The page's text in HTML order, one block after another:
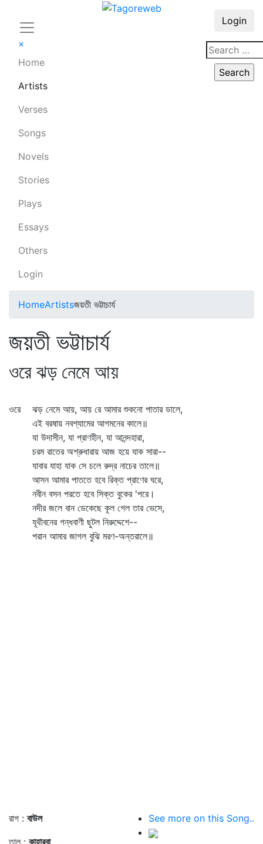
×
Home
Artists
Verses
Songs
Novels
Stories
Plays
Essays
Others
Login
Login
HomeArtistsজয়তী ভট্টাচার্য
জয়তী ভট্টাচার্য
ওরে ঝড় নেমে আয়
ওরে ঝড় নেমে আয়, আয় রে আমার শুকনো পাতার ডালে,
এই বরষায় নবশ্যামের আগমনের কালে॥
যা উদাসীন, যা প্রাণহীন, যা আনন্দহারা,
চরম রাতের অশ্রুধারায় আজ হয়ে যাক সারা--
যাবার যাহা যাক সে চলে রুদ্র নাচের তালে॥
আসন আমার পাততে হবে রিক্ত প্রাণের ঘরে,
নবীন বসন পরতে হবে সিক্ত বুকের 'পরে।
নদীর জলে বান ডেকেছে কূল গেল তার ভেসে,
যূথীবনের গন্ধবাণী ছুটল নিরুদ্দেশে--
পরান আমার জাগল বুঝি মরণ-অন্তরালে॥
রাগ : বাউল
তাল : কাহারবা
See more on this Song..